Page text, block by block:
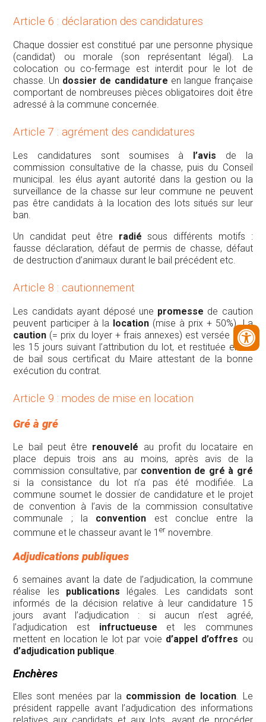
Article 6 : déclaration des candidatures
Chaque dossier est constitué par une personne physique
(candidat) ou morale (son représentant légal). La
colocation ou co-fermage est interdit pour le lot de
chasse. Un dossier de candidature en langue française
comportant de nombreuses pièces obligatoires doit être
adressé à la commune concernée.
Article 7 : agrément des candidatures
Les candidatures sont soumises à l’avis de la
commission consultative de la chasse, puis du Conseil
municipal. les élus ayant autorité dans la gestion ou la
surveillance de la chasse sur leur commune ne peuvent
pas être candidats à la location des lots situés sur leur
ban.
Un candidat peut être radié sous différents motifs :
fausse déclaration, défaut de permis de chasse, défaut
de destruction d’animaux durant le bail précédent etc.
Article 8 : cautionnement
Les candidats ayant déposé une promesse de caution
peuvent participer à la location(mise à prix + 50%). La
caution (= prix du loyer + frais annexes) est versée dans
les 15 jours suivant l’attribution du lot, et restituée en fin
de bail sous certificat du Maire attestant de la bonne
exécution du contrat.
Article 9 : modes de mise en location
Gré à gré
Le bail peut être renouvelé au profit du locataire en
place depuis trois ans au moins, après avis de la
commission consultative, par convention de gré à gré
si la consistance du lot n’a pas été modifiée. La
commune soumet le dossier de candidature et le projet
de convention à l’avis de la commission consultative
communale ; la convention est conclue entre la
commune et le chasseur avant le 1er novembre.
Adjudications publiques
6 semaines avant la date de l’adjudication, la commune
réalise les publications légales. Les candidats sont
informés de la décision relative à leur candidature 15
jours avant l’adjudication : si aucun n’est agréé,
l’adjudication est infructueuse et les communes
mettent en location le lot par voie d’appel d’offres ou
d’adjudication publique.
Enchères
Elles sont menées par la commission de location. Le
président rappelle avant l’adjudication des informations